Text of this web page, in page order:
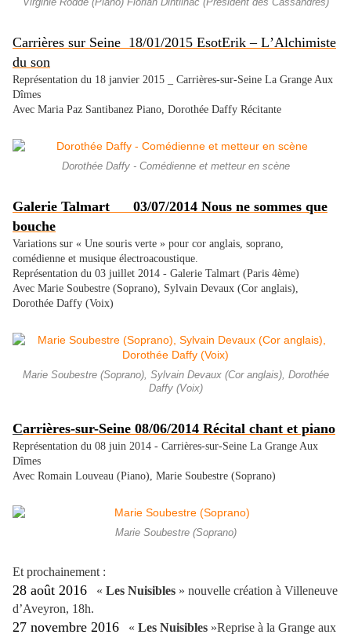
Virginie Rodde (Piano) Florian Dintilhac (Président des Cassandres)
Carrières sur Seine 18/01/2015 EsotErik – L’Alchimiste
du son
Représentation du 18 janvier 2015 _ Carrières-sur-Seine La Grange Aux
Dîmes
Avec Maria Paz Santibanez Piano, Dorothée Daffy Récitante
Dorothée Daffy - Comédienne et metteur en scène
Galerie Talmart 03/07/2014 Nous ne sommes que
bouche
Variations sur « Une souris verte » pour cor anglais, soprano,
comédienne et musique électroacoustique.
Représentation du 03 juillet 2014 - Galerie Talmart (Paris 4ème)
Avec Marie Soubestre (Soprano), Sylvain Devaux (Cor anglais),
Dorothée Daffy (Voix)
Marie Soubestre (Soprano), Sylvain Devaux (Cor anglais), Dorothée
Daffy (Voix)
Carrières-sur-Seine 08/06/2014 Récital chant et piano
Représentation du 08 juin 2014 - Carrières-sur-Seine La Grange Aux
Dîmes
Avec Romain Louveau (Piano), Marie Soubestre (Soprano)
Marie Soubestre (Soprano)
Et prochainement :
28 août 2016 « Les Nuisibles » nouvelle création à Villeneuve
d’Aveyron, 18h.
27 novembre 2016 « Les Nuisibles »Reprise à la Grange aux